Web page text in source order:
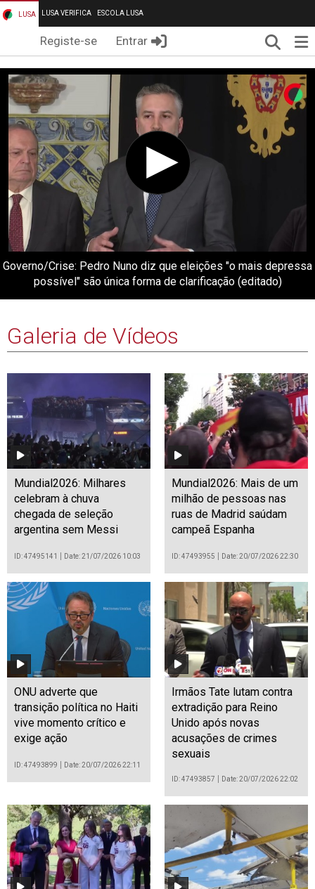
LUSA LUSA VERIFICA ESCOLA LUSA
Registe-se Entrar
Governo/Crise: Pedro Nuno diz que eleições "o mais depressa
possível" são única forma de clarificação (editado)
Galeria de Vídeos
Mundial2026: Milhares
celebram à chuva
chegada de seleção
argentina sem Messi
ID: 47495141 Date: 21/07/2026 10:03
Mundial2026: Mais de um
milhão de pessoas nas
ruas de Madrid saúdam
campeã Espanha
ID: 47493955 Date: 20/07/2026 22:30
ONU adverte que
transição política no Haiti
vive momento crítico e
exige ação
ID: 47493899 Date: 20/07/2026 22:11
Irmãos Tate lutam contra
extradição para Reino
Unido após novas
acusações de crimes
sexuais
ID: 47493857 Date: 20/07/2026 22:02